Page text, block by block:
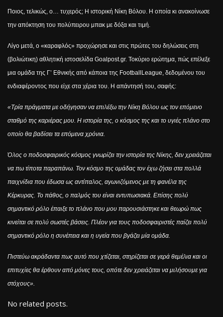
Ποιος, τελικώς, ο… τυχερός; Η ιστορική Νίκη Βόλου. Η οποία κι ανακοίνωσε
την απόκτηση του πολύπειρου μπακ με δόξα και τιμή.
Λίγο μετά, ο «καραφλός» προχώρησε και στις πρώτες του δηλώσεις στη
(βολιώτικη) αθλητική ιστοσελίδα Goalpost.gr. Toκύριο ερώτημα, πώς επέλεξε
μια ομάδα της Γ’ Εθνικής από κάποια της FootballLeague , δεδομένου του
ενδιαφέροντος που είχε στα χέρια του. Η απάντησή του, σαφής:
«Τρία πράγματα με οδήγησαν να επιλέξω την Νίκη Βόλου ως τον επόμενο
σταθμό της καριέρας μου. Η ιστορία της, ο κόσμος της και το υγιές πλάνο στο
οποίο θα βαδίσει τα επόμενα χρόνια.
Όλος ο ποδοσφαιρικός κόσμος γνωρίζει την ιστορία της Νίκης, δεν χρειάζεται
να πω τίποτα παραπάνω. Τον κόσμο της ομάδας τον έχω ζήσει στα πολλά
παιχνίδια που έδωσα ως αντίπαλος, αγωνιζόμενος με τη φανέλα της
Κέρκυρας. Το πάθος, ο παλμός του είναι εντυπωσιακά. Επίσης πολύ
σημαντικό ρόλο έπαιξε το πλάνο που μου παρουσιάστηκε και θεωρώ πως
κινείται σε πολύ σωστές βάσεις. Πλέον για τους ποδοσφαιριστές παίζει πολύ
σημαντικό ρόλο η συνέπεια και η υγεία που βγάζει μία ομάδα.
Πιστεύω ακράδαντα πως αυτό που χτίζεται, στηρίζεται σε γερά θεμέλια και οι
επιτυχίες θα έρθουν από μόνες τους, οπότε δεν χρειάζεται να μιλήσουμε για
στόχους».
No related posts.